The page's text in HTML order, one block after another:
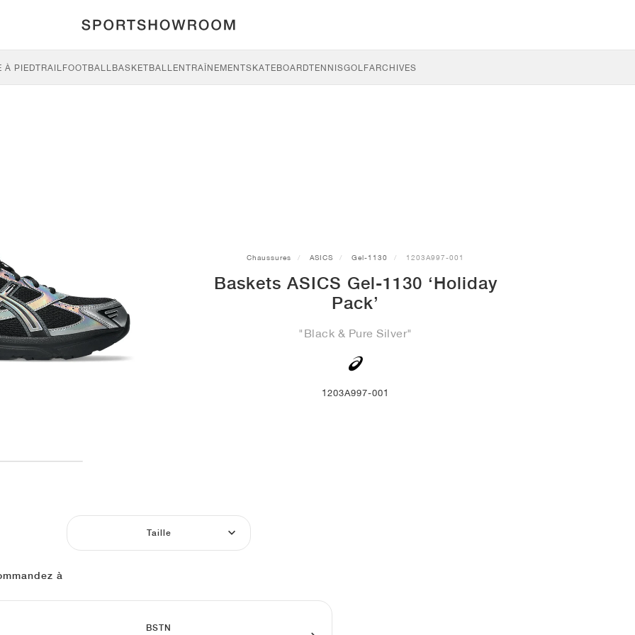
À PIEDTRAILFOOTBALLBASKETBALLENTRAÎNEMENTSKATEBOARDTENNISGOLFARCHIVES
Chaussures ASICS Gel-1130 1203A997-001
Baskets ASICS Gel-1130 ‘Holiday
Pack’
"Black & Pure Silver"
1203A997-001
Taille
à
BSTN